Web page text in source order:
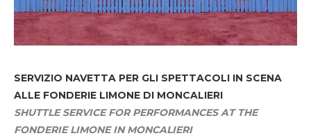
SERVIZIO NAVETTA PER GLI SPETTACOLI IN SCENA
ALLE FONDERIE LIMONE DI MONCALIERI
SHUTTLE SERVICE FOR PERFORMANCES AT THE
FONDERIE LIMONE IN MONCALIERI